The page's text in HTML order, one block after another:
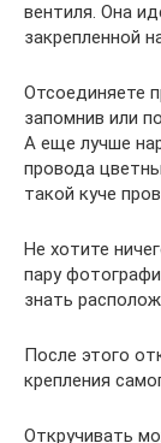
вентиля. Она
закрепленной
Отсоединяете
запомнив или
А еще лучше
провода
такой куче
Не хотите
пару
знать
После этого
крепления
Откручивать